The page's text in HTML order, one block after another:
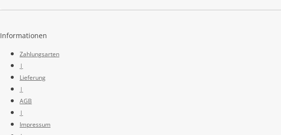
Informationen
Zahlungsarten
|
Lieferung
|
AGB
|
Impressum